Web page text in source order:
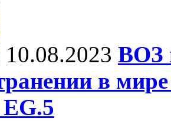
10.08.2023 ВОЗ
в